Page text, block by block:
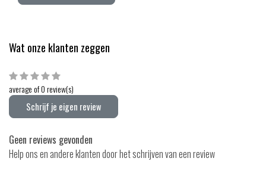
Wat onze klanten zeggen
average of 0 review(s)
Schrijf je eigen review
Geen reviews gevonden
Help ons en andere klanten door het schrijven van een review